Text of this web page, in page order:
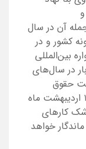
آن در سال
کشور و در
بین‌المللی
در سال‌های
حقوق
مصرف‌کنندگان شد. این کارآفرین بزرگ ۱۷ اردیبهشت ماه
شک کارهای
خواهد